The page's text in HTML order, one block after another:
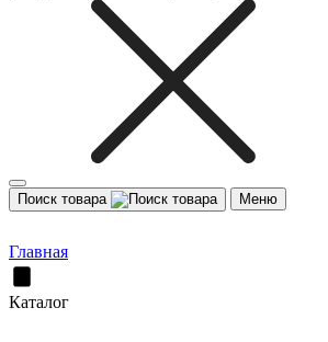
Поиск товара Меню
Главная
Каталог